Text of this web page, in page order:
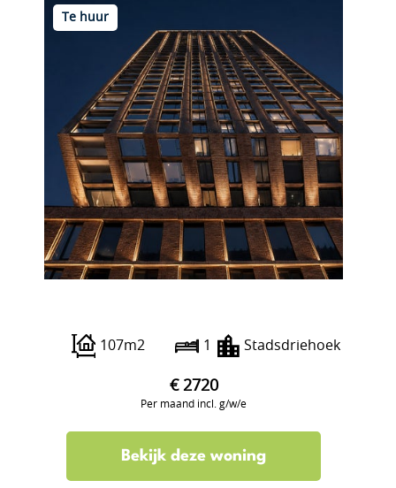
Te huur
107m2 1 Stadsdriehoek
€ 2720
Per maand incl. g/w/e
Bekijk deze woning